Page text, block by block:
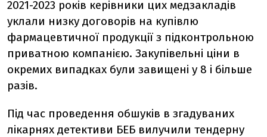
2021-2023 років керівники цих медзакладів
уклали низку договорів на купівлю
фармацевтичної продукції з підконтрольною
приватною компанією. Закупівельні ціни в
окремих випадках були завищені у 8 і більше
разів.
Під час проведення обшуків в згадуваних
лікарнях детективи БЕБ вилучили тендерну